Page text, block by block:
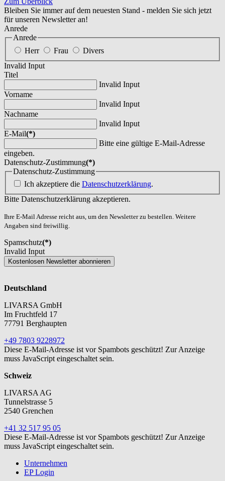
Bleiben Sie immer auf dem neuesten Stand - melden Sie sich jetzt
für unseren Newsletter an!
Anrede
Anrede
Herr
Frau
Divers
Invalid Input
Titel
Invalid Input
Vorname
Invalid Input
Nachname
Invalid Input
E-Mail(*)
Bitte eine gültige E-Mail-Adresse
eingeben.
Datenschutz-Zustimmung(*)
Datenschutz-Zustimmung
Ich akzeptiere die Datenschutzerklärung.
Bitte Datenschutzerklärung akzeptieren.
Ihre E-Mail Adresse reicht aus, um den Newsletter zu bestellen. Weitere
Angaben sind freiwillig.
Spamschutz(*)
Invalid Input
Kostenlosen Newsletter abonnieren
Deutschland
LIVARSA GmbH
Im Fruchtfeld 17
77791 Berghaupten
+49 7803 9228972
Diese E-Mail-Adresse ist vor Spambots geschützt! Zur Anzeige
muss JavaScript eingeschaltet sein.
Schweiz
LIVARSA AG
Tunnelstrasse 5
2540 Grenchen
+41 32 517 95 05
Diese E-Mail-Adresse ist vor Spambots geschützt! Zur Anzeige
muss JavaScript eingeschaltet sein.
Unternehmen
EP Login